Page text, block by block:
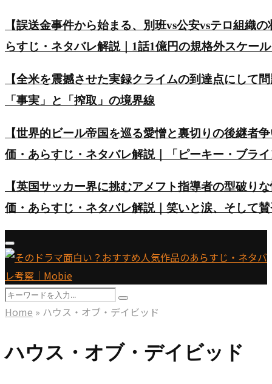
【誤送金事件から始まる、別班vs公安vsテロ組織
らすじ・ネタバレ解説｜1話1億円の規格外スケー
【全米を震撼させた実録クライムの到達点にして
「事実」と「搾取」の境界線
【世界的ビール帝国を巡る愛憎と裏切りの後継者
価・あらすじ・ネタバレ解説｜「ピーキー・ブラ
【英国サッカー界に挑むアメフト指導者の型破り
価・あらすじ・ネタバレ解説｜笑いと涙、そして
Primary
Menu
Search
for:
Search
Home » ハウス・オブ・デイビッド
ハウス・オブ・デイビッド